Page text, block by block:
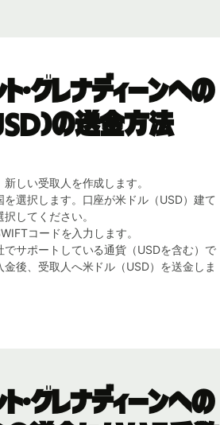
・グレナディーンへの
）の送金方法
しい受取人を作成します。
選択します。口座が米ドル（USD）建て
してください。
コードを入力します。
でサポートしている通貨（USDを含む）で
後、受取人へ米ドル（USD）を送金しま
・グレナディーンへの